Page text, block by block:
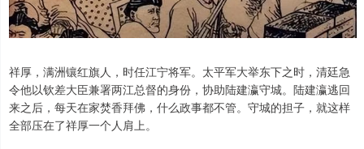
祥厚，满洲镶红旗人，时任江宁将军。太平军大举东下之时，清廷急
令他以钦差大臣兼署两江总督的身份，协助陆建瀛守城。陆建瀛逃回
来之后，每天在家焚香拜佛，什么政事都不管。守城的担子，就这样
全部压在了祥厚一个人肩上。